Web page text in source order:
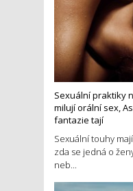
Sexuální praktiky
milují orální sex,
fantazie tají
Sexuální touhy
zda se jedná o
neb...